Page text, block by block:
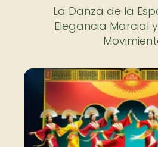
La Danza de la
Elegancia Marcial